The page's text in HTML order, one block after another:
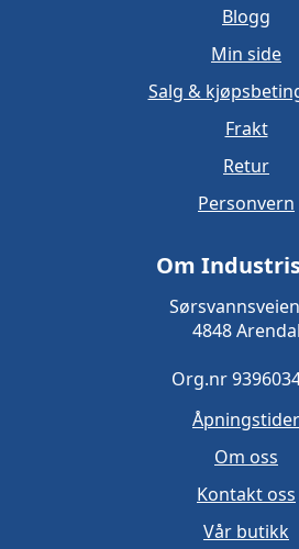
Blogg
Min side
Salg &
Frakt
Retur
Personvern
Om
4848 Arendal
Org.nr
Åpningstider
Om oss
Kontakt oss
Vår butikk